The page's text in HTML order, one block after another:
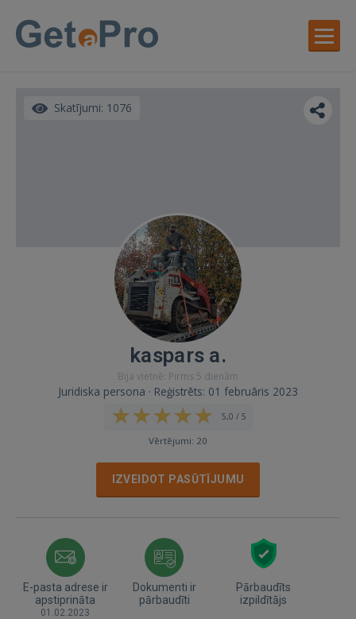
Skatījumi: 1076
kaspars a.
Bija vietnē: Pirms 5 dienām
Juridiska persona · Reģistrēts: 01 februāris 2023
5,0 / 5
Vērtējumi: 20
IZVEIDOT PASŪTĪJUMU
E-pasta adrese ir
apstiprināta
01.02.2023
Dokumenti ir
pārbaudīti
Pārbaudīts
izpildītājs